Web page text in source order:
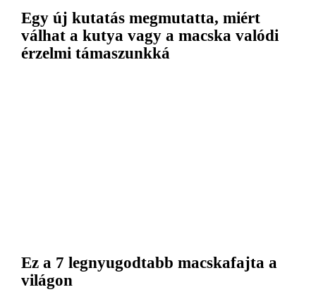
Egy új kutatás megmutatta, miért
válhat a kutya vagy a macska valódi
érzelmi támaszunkká
Ez a 7 legnyugodtabb macskafajta a
világon